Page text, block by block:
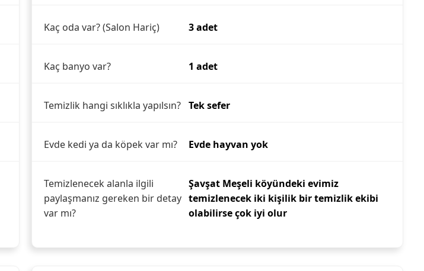
Kaç oda var? (Salon Hariç) 3 adet
Kaç banyo var? 1 adet
Temizlik hangi sıklıkla yapılsın? Tek sefer
Evde kedi ya da köpek var mı? Evde hayvan yok
Temizlenecek alanla ilgili
paylaşmanız gereken bir detay
var mı?
Şavşat Meşeli köyündeki evimiz
temizlenecek iki kişilik bir temizlik ekibi
olabilirse çok iyi olur